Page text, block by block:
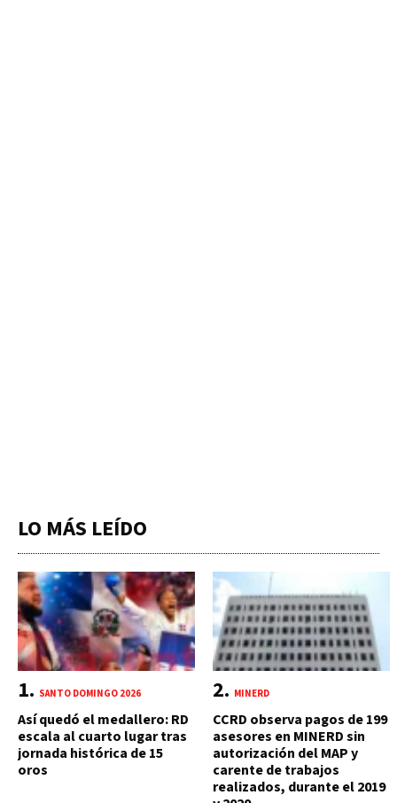
LO MÁS LEÍDO
SANTO DOMINGO 2026
Así quedó el medallero: RD
escala al cuarto lugar tras
jornada histórica de 15
oros
MINERD
CCRD observa pagos de 199
asesores en MINERD sin
autorización del MAP y
carente de trabajos
realizados, durante el 2019